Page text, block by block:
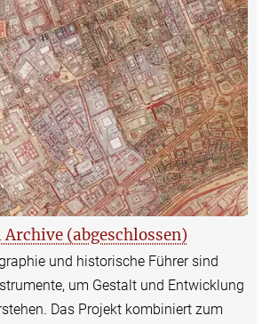
(abgeschlossen)
und historische Führer sind
um Gestalt und Entwicklung
Das Projekt kombiniert zum